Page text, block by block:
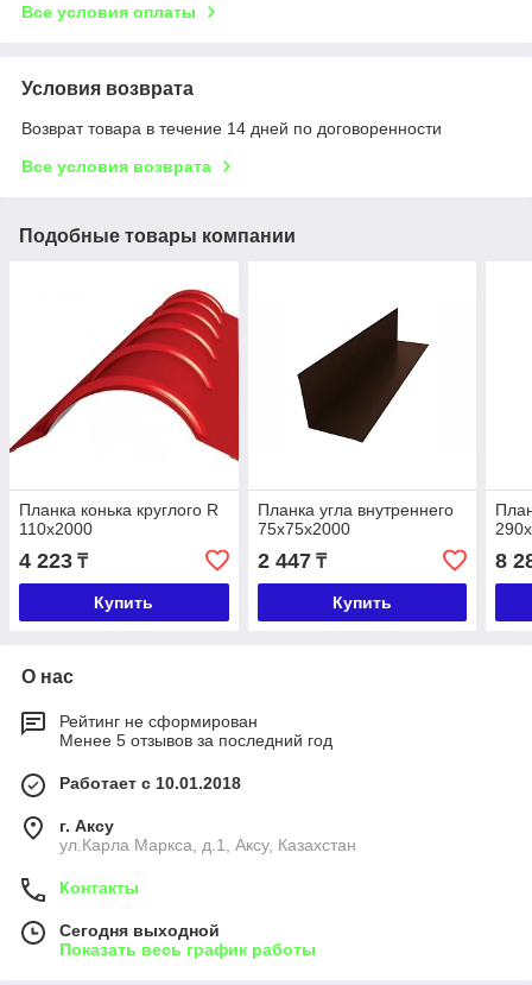
Все условия оплаты
Условия возврата
Возврат товара в течение 14 дней по договоренности
Все условия возврата
Подобные товары компании
Планка конька круглого R
110х2000
4 223 ₸
Купить
Планка угла внутреннего
75х75х2000
2 447₸
Купить
8
О нас
Рейтинг не сформирован
Менее 5 отзывов за последний год
Работает с 10.01.2018
г. Аксу
ул.Карла Маркса, д.1, Аксу, Казахстан
Контакты
Сегодня выходной
Показать весь график работы